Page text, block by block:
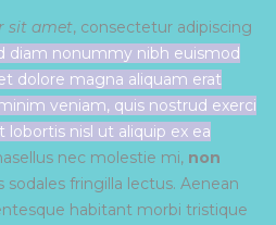
sit amet, consectetur adipiscing
diam nonummy nibh euismod
dolore magna aliquam erat
veniam, quis nostrud exerci
nisl ut aliquip ex ea
nec molestie mi, non
sodales fringilla lectus. Aenean
habitant morbi tristique